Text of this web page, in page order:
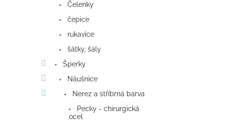
Čelenky
čepice
rukavice
šátky, šály
Šperky
Náušnice
Nerez a stříbrná barva
Pecky - chirurgická
ocel